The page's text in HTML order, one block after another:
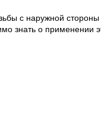
с наружной
знать о применении